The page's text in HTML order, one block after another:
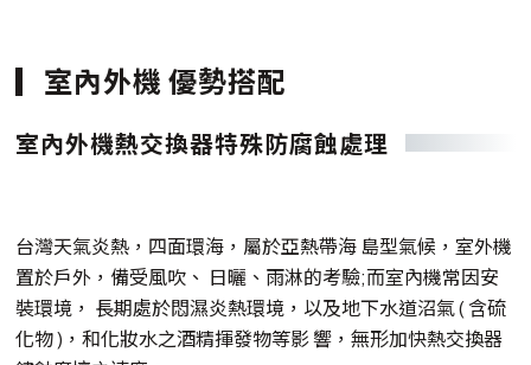
室內外機 優勢搭配
室內外機熱交換器特殊防腐蝕處理
台灣天氣炎熱，四面環海，屬於亞熱帶海 島型氣候，室外機
置於戶外，備受風吹、 日曬、雨淋的考驗;而室內機常因安
裝環境， 長期處於悶濕炎熱環境，以及地下水道沼氣 ( 含硫
化物 )，和化妝水之酒精揮發物等影 響，無形加快熱交換器